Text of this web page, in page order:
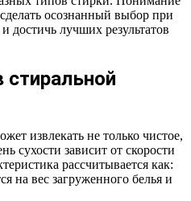
осознанный выбор при
лучших результатов
извлекать не только чистое,
сухости зависит от скорости
рассчитывается как:
на вес загруженного белья и